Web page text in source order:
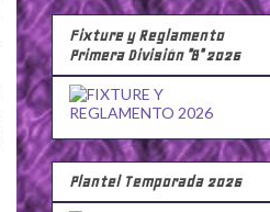
Fixture y Reglamento
Primera División "B" 2026
Plantel Temporada 2026